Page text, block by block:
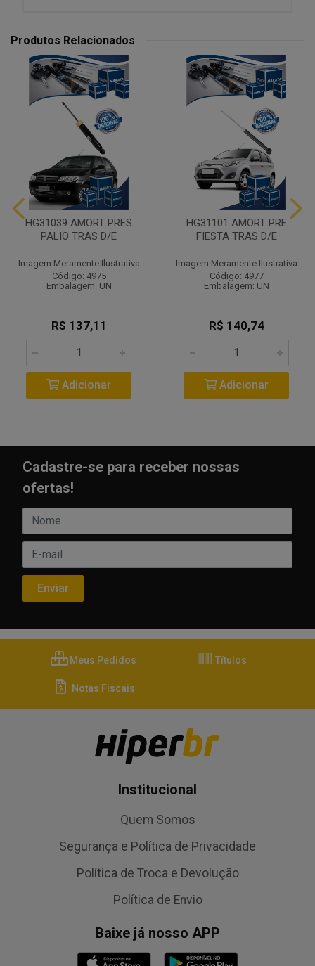
Produtos Relacionados
HG31039 AMORT PRES
PALIO TRAS D/E
Imagem Meramente Ilustrativa
Código: 4975
Embalagem: UN
R$ 137,11
Adicionar
HG31101 AMORT PRE
FIESTA TRAS D/E
Imagem Meramente Ilustrativa
Código: 4977
Embalagem: UN
R$ 140,74
Adicionar
Cadastre-se para receber nossas
ofertas!
Meus Pedidos Títulos
Notas Fiscais
Institucional
Quem Somos
Segurança e Política de Privacidade
Política de Troca e Devolução
Política de Envio
Baixe já nosso APP